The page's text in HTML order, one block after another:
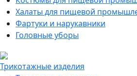
Халаты для пищевой
Фартуки и нарукавники
Головные уборы
Трикотажные изделия